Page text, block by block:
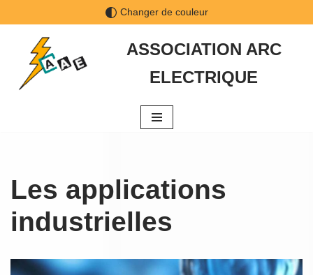
contenu
Changer de couleur
ASSOCIATION ARC
ELECTRIQUE
Les applications
industrielles